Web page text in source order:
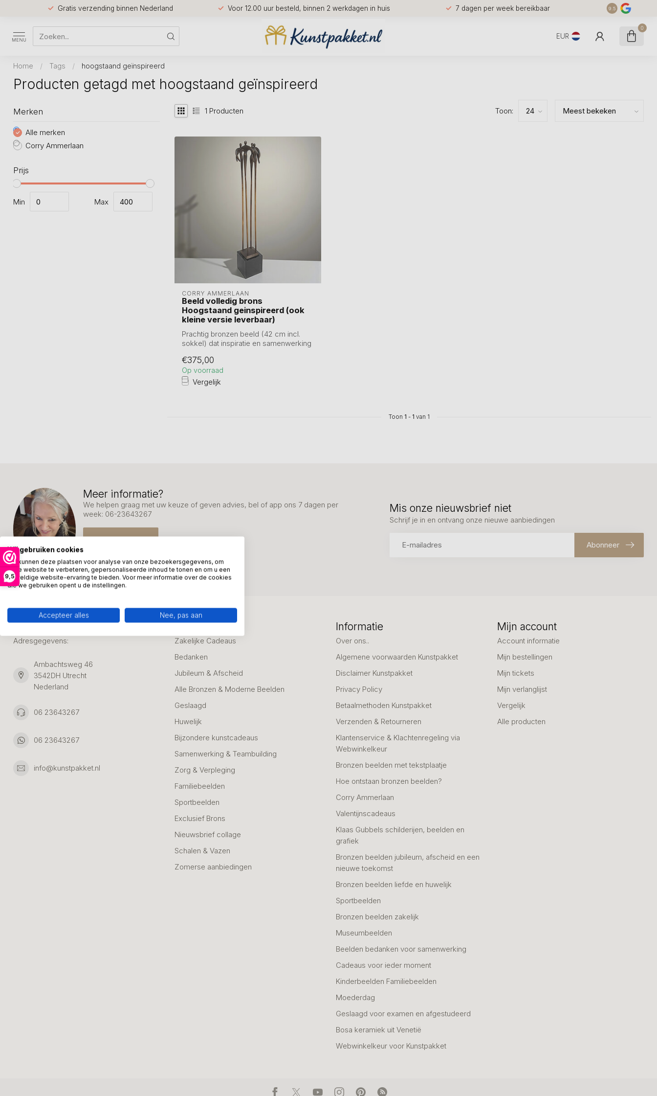
9,5
Gratis verzending binnen Nederland Voor 12.00 uur besteld, binnen 2 werkdagen in huis 7 dagen per week bereikbaar 9.5
MENU EUR
0
Home / Tags / hoogstaand geïnspireerd
Producten getagd met hoogstaand geïnspireerd
Merken
Alle merken
Corry Ammerlaan
Prijs
Min Max
1 Producten Toon:
CORRY AMMERLAAN
Beeld volledig brons
Hoogstaand geinspireerd (ook
kleine versie leverbaar)
Prachtig bronzen beeld (42 cm incl.
sokkel) dat inspiratie en samenwerking
€375,00
Op voorraad
Vergelijk
Toon 1 - 1 van 1
Meer informatie?
We helpen graag met uw keuze of geven advies, bel of app ons 7 dagen per
week: 06-23643267
Klantenservice
Mis onze nieuwsbrief niet
Schrijf je in en ontvang onze nieuwe aanbiedingen
Abonneer
Kunstpakket Nederland
Adresgegevens:
Ambachtsweg 46
3542DH Utrecht
Nederland
06 23643267
06 23643267
info@kunstpakket.nl
Categorieën
Zakelijke Cadeaus
Bedanken
Jubileum & Afscheid
Alle Bronzen & Moderne Beelden
Geslaagd
Huwelijk
Bijzondere kunstcadeaus
Samenwerking & Teambuilding
Zorg & Verpleging
Familiebeelden
Sportbeelden
Exclusief Brons
Nieuwsbrief collage
Schalen & Vazen
Zomerse aanbiedingen
Informatie
Over ons..
Algemene voorwaarden Kunstpakket
Disclaimer Kunstpakket
Privacy Policy
Betaalmethoden Kunstpakket
Verzenden & Retourneren
Klantenservice & Klachtenregeling via
Webwinkelkeur
Bronzen beelden met tekstplaatje
Hoe ontstaan bronzen beelden?
Corry Ammerlaan
Valentijnscadeaus
Klaas Gubbels schilderijen, beelden en
grafiek
Bronzen beelden jubileum, afscheid en een
nieuwe toekomst
Bronzen beelden liefde en huwelijk
Sportbeelden
Bronzen beelden zakelijk
Museumbeelden
Beelden bedanken voor samenwerking
Cadeaus voor ieder moment
Kinderbeelden Familiebeelden
Moederdag
Geslaagd voor examen en afgestudeerd
Bosa keramiek uit Venetië
Webwinkelkeur voor Kunstpakket
Mijn account
Account informatie
Mijn bestellingen
Mijn tickets
Mijn verlanglijst
Vergelijk
Alle producten
Wij gebruiken cookies
We kunnen deze plaatsen voor analyse van onze bezoekersgegevens, om
onze website te verbeteren, gepersonaliseerde inhoud te tonen en om u een
geweldige website-ervaring te bieden. Voor meer informatie over de cookies
die we gebruiken opent u de instellingen.
Accepteer alles Nee, pas aan